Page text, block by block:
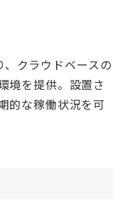
クラウドベースの
境を提供。設置さ
的な稼働状況を可